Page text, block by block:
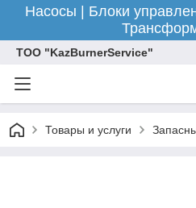
Насосы | Блоки
ТОО "KazBurnerService"
Товары и услуги